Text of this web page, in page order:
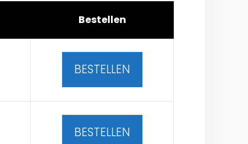
Bestellen
BESTELLEN
BESTELLEN